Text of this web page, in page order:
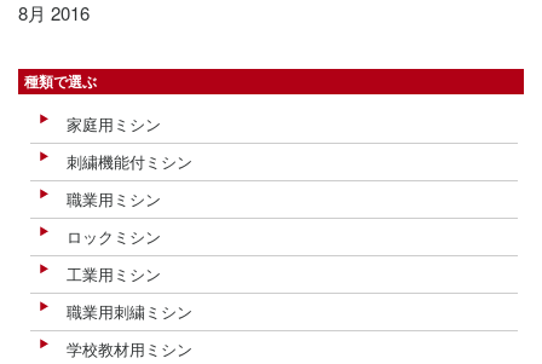
8月 2016
種類で選ぶ
家庭用ミシン
刺繍機能付ミシン
職業用ミシン
ロックミシン
工業用ミシン
職業用刺繍ミシン
学校教材用ミシン